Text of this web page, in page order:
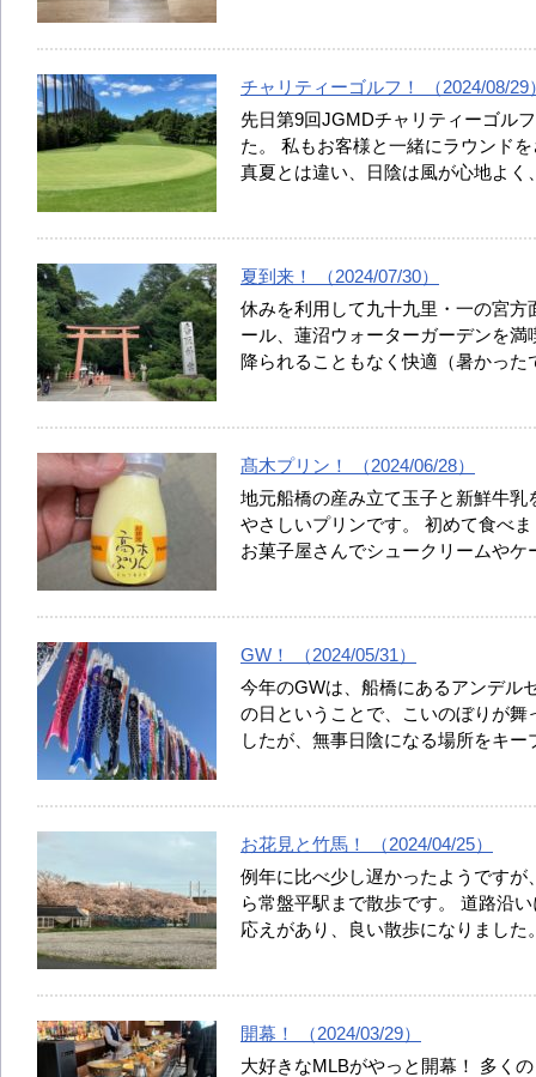
チャリティーゴルフ！ （2024/08/29
先日第9回JGMDチャリティーゴル
た。 私もお客様と一緒にラウンド
真夏とは違い、日陰は風が心地よ
夏到来！ （2024/07/30）
休みを利用して九十九里・一の宮
ール、蓮沼ウォーターガーデンを
降られることもなく快適（暑かっ
髙木プリン！ （2024/06/28）
地元船橋の産み立て玉子と新鮮牛
やさしいプリンです。 初めて食べ
お菓子屋さんでシュークリームや
GW！ （2024/05/31）
今年のGWは、船橋にあるアンデル
の日ということで、こいのぼりが
したが、無事日陰になる場所をキ
お花見と竹馬！ （2024/04/25）
例年に比べ少し遅かったようです
ら常盤平駅まで散歩です。 道路沿
応えがあり、良い散歩になりまし
開幕！ （2024/03/29）
大好きなMLBがやっと開幕！ 多く